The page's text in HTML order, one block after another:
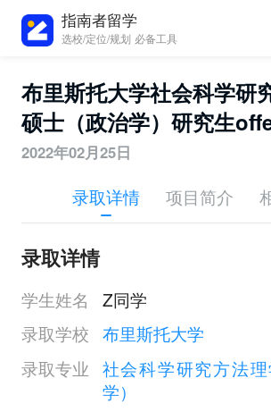
指南者留学
选校/定位/规划 必备工具
布里斯托大学社会科学研
硕士（政治学）研究生
2022年02月25日
录取详情 项目简介
录取详情
学生姓名
Z同学
录取学校 布里斯托大学
录取专业 社会科学研究方法
学）